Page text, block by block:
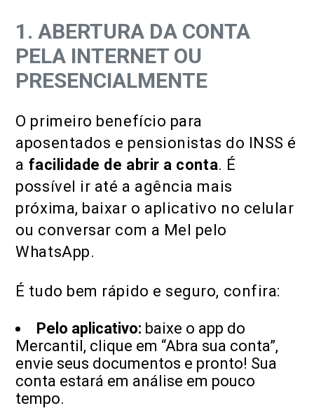
1. ABERTURA DA CONTA
PELA INTERNET OU
PRESENCIALMENTE
O primeiro benefício para
aposentados e pensionistas do INSS é
a facilidade de abrir a conta. É
possível ir até a agência mais
próxima, baixar o aplicativo no celular
ou conversar com a Mel pelo
WhatsApp.
É tudo bem rápido e seguro, confira:
Pelo aplicativo: baixe o app do
Mercantil, clique em “Abra sua conta”,
envie seus documentos e pronto! Sua
conta estará em análise em pouco
tempo.